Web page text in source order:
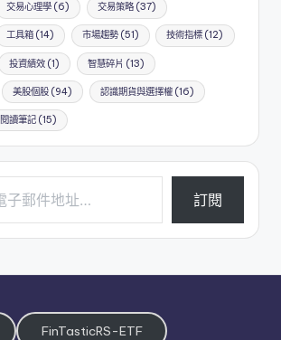
交易心理學(6) 交易策略(37)
工具箱(14) 市場趨勢(51) 技術指標 (12)
投資績效(1) 智慧碎片 (13)
美股個股(94) 認識期貨與選擇權(16)
閱讀筆記(15)
訂閱
FinTasticRS-ETF